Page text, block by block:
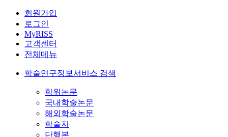
회원가입
로그인
MyRISS
고객센터
전체메뉴
학술연구정보서비스 검색
학위논문
국내학술논문
해외학술논문
학술지
단행본